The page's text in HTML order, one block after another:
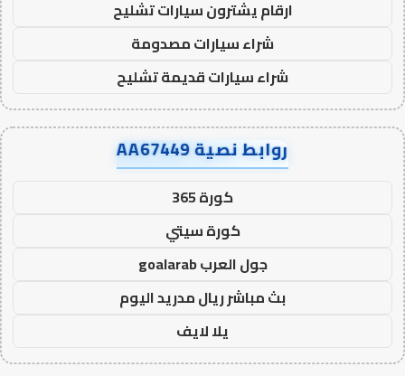
ارقام يشترون سيارات تشليح
شراء سيارات مصدومة
شراء سيارات قديمة تشليح
روابط نصية AA67449
كورة 365
كورة سيتي
جول العرب goalarab
بث مباشر ريال مدريد اليوم
يلا لايف